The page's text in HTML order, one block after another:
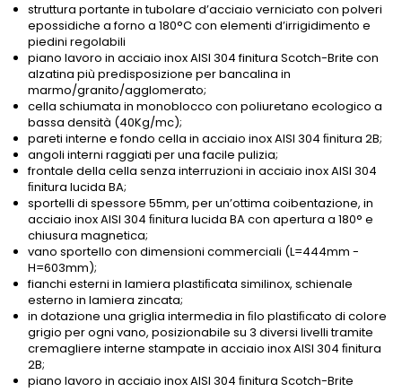
struttura portante in tubolare d’acciaio verniciato con polveri
epossidiche a forno a 180°C con elementi d’irrigidimento e
piedini regolabili
piano lavoro in acciaio inox AISI 304 finitura Scotch-Brite con
alzatina più predisposizione per bancalina in
marmo/granito/agglomerato;
cella schiumata in monoblocco con poliuretano ecologico a
bassa densità (40Kg/mc);
pareti interne e fondo cella in acciaio inox AISI 304 ﬁnitura 2B;
angoli interni raggiati per una facile pulizia;
frontale della cella senza interruzioni in acciaio inox AISI 304
ﬁnitura lucida BA;
sportelli di spessore 55mm, per un’ottima coibentazione, in
acciaio inox AISI 304 ﬁnitura lucida BA con apertura a 180° e
chiusura magnetica;
vano sportello con dimensioni commerciali (L=444mm -
H=603mm);
fianchi esterni in lamiera plastiﬁcata similinox, schienale
esterno in lamiera zincata;
in dotazione una griglia intermedia in ﬁlo plastiﬁcato di colore
grigio per ogni vano, posizionabile su 3 diversi livelli tramite
cremagliere interne stampate in acciaio inox AISI 304 ﬁnitura
2B;
piano lavoro in acciaio inox AISI 304 ﬁnitura Scotch-Brite